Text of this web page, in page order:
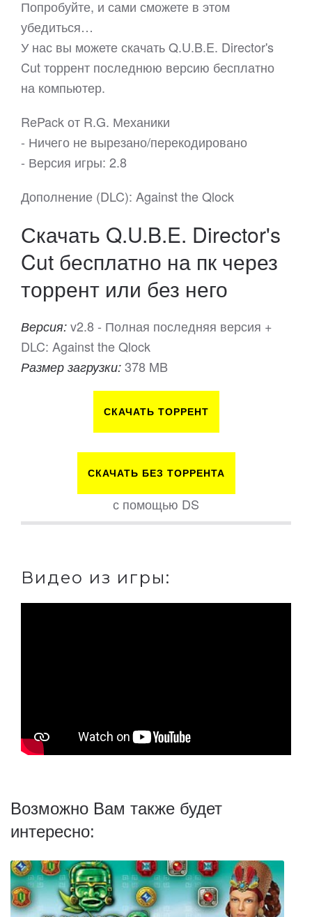
Попробуйте, и сами сможете в этом
убедиться…
У нас вы можете скачать Q.U.B.E. Director's
Cut торрент последнюю версию бесплатно
на компьютер.
RePack от R.G. Механики
- Ничего не вырезано/перекодировано
- Версия игры: 2.8
Дополнение (DLC): Against the Qlock
Скачать Q.U.B.E. Director's
Cut бесплатно на пк через
торрент или без него
Версия: v2.8 - Полная последняя версия +
DLC: Against the Qlock
Размер загрузки: 378 MB
СКАЧАТЬ ТОРРЕНТ
СКАЧАТЬ БЕЗ ТОРРЕНТА
с помощью DS
Видео из игры:
Возможно Вам также будет
интересно: